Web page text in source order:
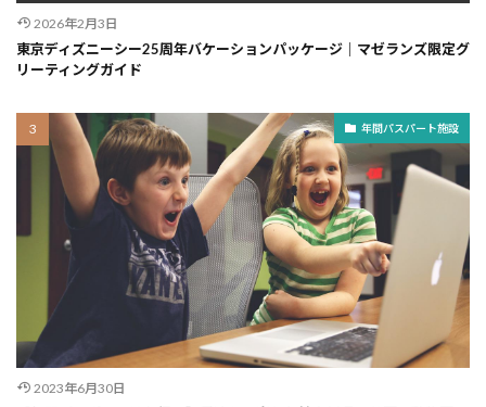
2026年2月3日
東京ディズニーシー25周年バケーションパッケージ｜マゼランズ限定グ
リーティングガイド
年間パスパート施設
2023年6月30日